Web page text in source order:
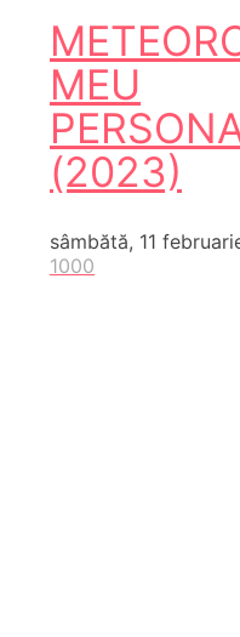
MEU
(2023)
sâmbătă, 11
1000